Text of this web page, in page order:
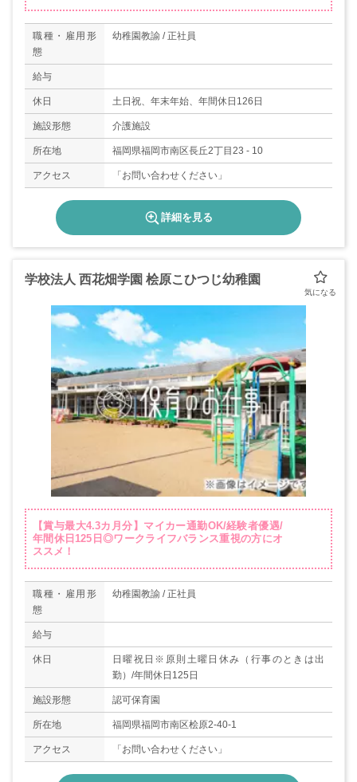
職種・雇用形
態
幼稚園教諭 / 正社員
給与
休日 土日祝、年末年始、年間休日126日
施設形態 介護施設
所在地 福岡県福岡市南区長丘2丁目23 - 10
アクセス 「お問い合わせください」
詳細を見る
学校法人 西花畑学園 桧原こひつじ幼稚園
【賞与最大4.3カ月分】マイカー通勤OK/経験者優遇/
年間休日125日◎ワークライフバランス重視の方にオ
ススメ！
職種・雇用形
態
幼稚園教諭 / 正社員
給与
休日
日曜祝日※原則土曜日休み（行事のときは出
勤）/年間休日125日
施設形態 認可保育園
所在地 福岡県福岡市南区桧原2-40-1
アクセス 「お問い合わせください」